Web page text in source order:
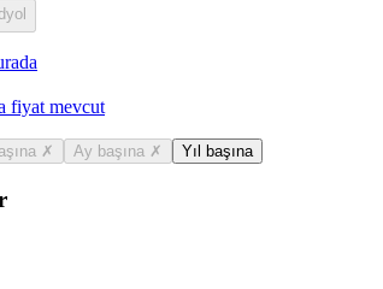
fiyat mevcut
✗ Ay başına ✗ Yıl başına